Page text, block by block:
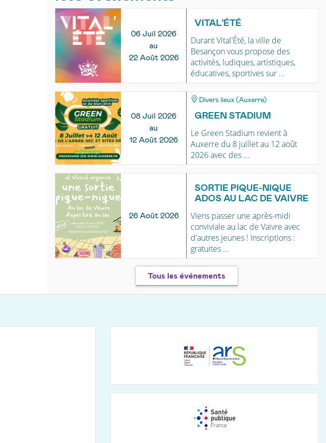
06 Juil 2026
au
22 Août 2026
VITAL’ÉTÉ
Durant Vital'Été, la ville de
Besançon vous propose des
activités, ludiques, artistiques,
éducatives, sportives sur ...
08 Juil 2026
au
12 Août 2026
Divers lieux (Auxerre)
GREEN STADIUM
Le Green Stadium revient à
Auxerre du 8 juillet au 12 août
2026 avec des ...
26 Août 2026
SORTIE PIQUE-NIQUE
ADOS AU LAC DE VAIVRE
Viens passer une après-midi
conviviale au lac de Vaivre avec
d'autres jeunes ! Inscriptions :
gratuites ...
Tous les événements